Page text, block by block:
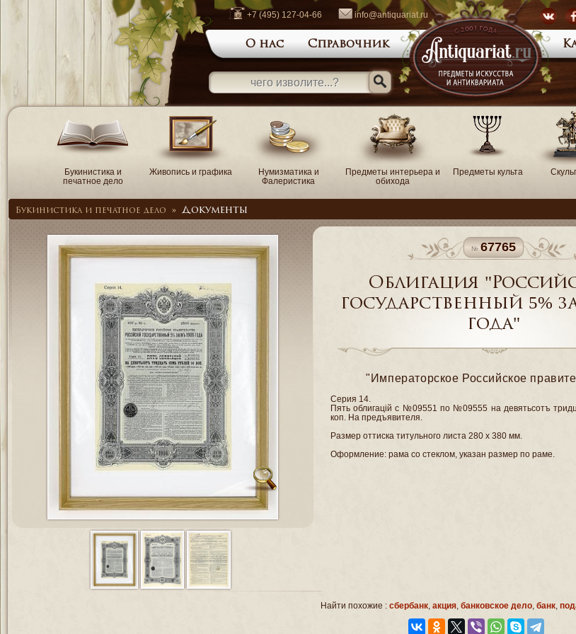
+7 (495) 127-04-66 info@antiquariat.ru
О нас Справочник
Букинистика и
печатное дело
Живопись и графика
Нумизматика и
Фалеристика
Предметы интерьера и
обихода
Предметы культа
Букинистика и печатное дело » Документы
67765
Облигация
государственный 5%
года"
"Императорское Российское
Серия 14.
Пять облигацiй с №09551 по №09555 на девятьсотъ
коп. На предъявителя.
Размер оттиска титульного листа 280 х 380 мм.
Оформление: рама со стеклом, указан размер по раме.
Найти похожие : сбербанк, акция, банковское дело, банк,